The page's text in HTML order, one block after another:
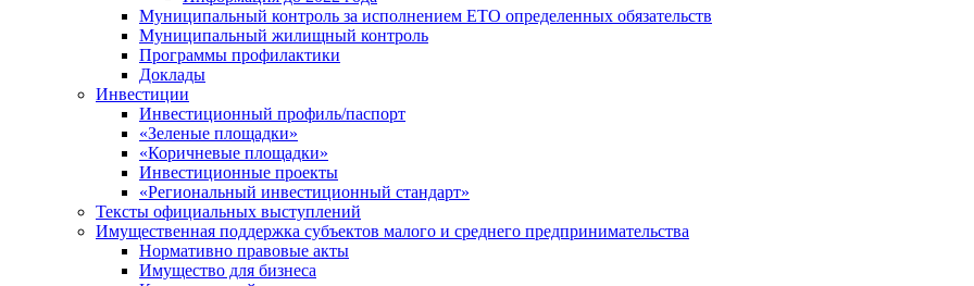
Муниципальный контроль за исполнением ЕТО определенных обязательств
Муниципальный жилищный контроль
Программы профилактики
Доклады
Инвестиции
Инвестиционный профиль/паспорт
«Зеленые площадки»
«Коричневые площадки»
Инвестиционные проекты
«Региональный инвестиционный стандарт»
Тексты официальных выступлений
Имущественная поддержка субъектов малого и среднего предпринимательства
Нормативно правовые акты
Имущество для бизнеса